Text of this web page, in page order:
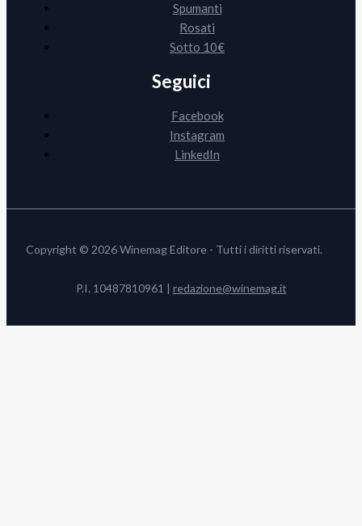
Spumanti
Rosati
Sotto 10€
Seguici
Facebook
Instagram
LinkedIn
Copyright © 2026 Winemag Editore - Tutti i diritti riservati.
P.I. 10487810961 | redazione@winemag.it